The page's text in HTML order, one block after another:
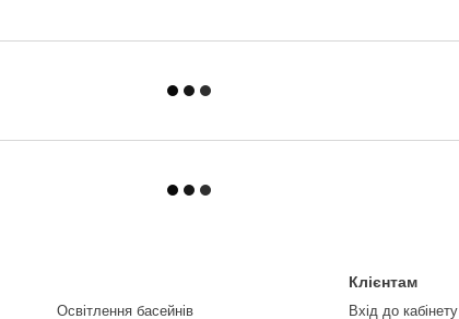
Освітлення басейнів
Клієнтам
Вхід до кабінету